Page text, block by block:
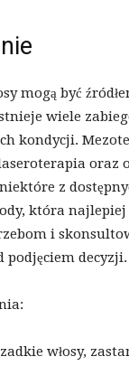
mogą być
wiele
kondycji.
oraz
z
która
i
podjęciem decyzji.
włosy,